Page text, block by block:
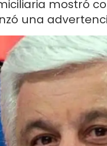
mostró
una